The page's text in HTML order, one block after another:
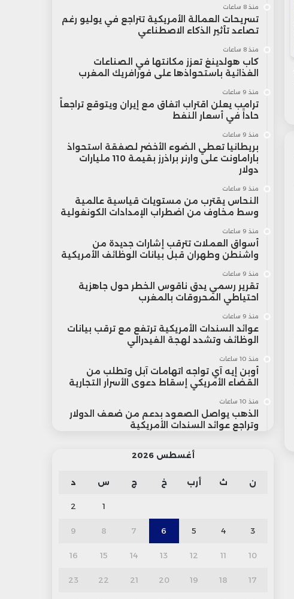
منذ 8 ساعات
تسريحات العمالة الأمريكية تتراجع في يوليو رغم
تصاعد تأثير الذكاء الاصطناعي
منذ 8 ساعات
كاب هولدينغ تعزز مكانتها في الصناعات
الغذائية باستحواذها على فورافريك المغرب
منذ 9 ساعات
ترامب يعلن اقتراب اتفاق مع إيران ويتوقع تراجعاً
حاداً في أسعار النفط
منذ 9 ساعات
بريطانيا تعطي الضوء الأخضر لصفقة استحواذ
باراماونت على وارنر براذرز بقيمة 110 مليارات
دولار
منذ 9 ساعات
النحاس يقترب من مستويات قياسية عالمية
وسط مخاوف من اضطراب الإمدادات الكونغولية
منذ 9 ساعات
أسواق العملات تترقب إشارات جديدة من
واشنطن وطهران قبل بيانات الوظائف الأمريكية
منذ 9 ساعات
تقرير رسمي يدق ناقوس الخطر حول جاهزية
احتياطي المحروقات بالمغرب
منذ 9 ساعات
عوائد السندات الأمريكية ترتفع مع ترقب بيانات
الوظائف وتشدد لهجة الفيدرالي
منذ 10 ساعات
أوبن إيه آي تواجه اتهامات آبل وتطلب من
القضاء الأمريكي إسقاط دعوى الأسرار التجارية
منذ 10 ساعات
الذهب يواصل الصعود بدعم من ضعف الدولار
وتراجع عوائد السندات الأمريكية
أغسطس 2026
ن ث أرب خ ج س د
1
2
3
4
5
6
7
8
9
10
11
12
13
14
15
16
17
18
19
20
21
22
23